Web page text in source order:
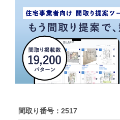
間取り番号：2517